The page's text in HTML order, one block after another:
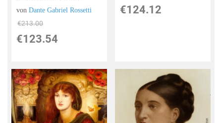
vonDante Gabriel Rossetti
€213.00
€123.54
€124.12